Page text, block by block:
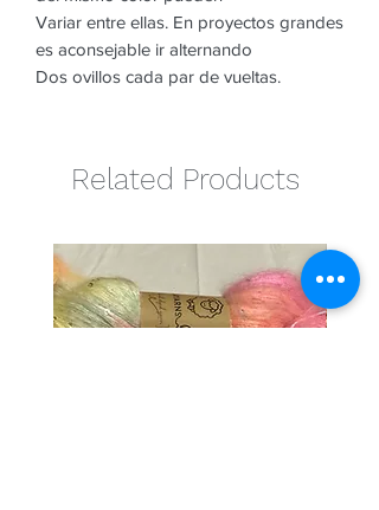
Variar entre ellas. En proyectos grandes
es aconsejable ir alternando
Dos ovillos cada par de vueltas.
Related Products